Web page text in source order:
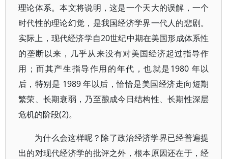
理论体系。本文将说明，这是一个天大的误解，一个
时代性的理论幻觉，是我国经济学界一代人的悲剧。
实际上，现代经济学自20世纪中期在美国形成体系性
的垄断以来，几乎从来没有对美国经济起过指导作
用；而其产生指导作用的年代，也就是1980 年以
后，特别是 1989 年以后，恰恰是美国经济走向短期
繁荣、长期衰弱，乃至酿成今日结构性、长期性深层
危机的阶段(2)。
为什么会这样呢？除了政治经济学界已经普遍提
出的对现代经济学的批评之外，根本原因还在于，经